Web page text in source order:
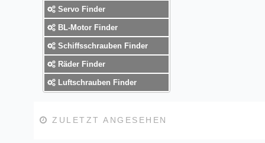
Servo Finder
BL-Motor Finder
Schiffsschrauben Finder
Räder Finder
Luftschrauben Finder
ZULETZT ANGESEHEN